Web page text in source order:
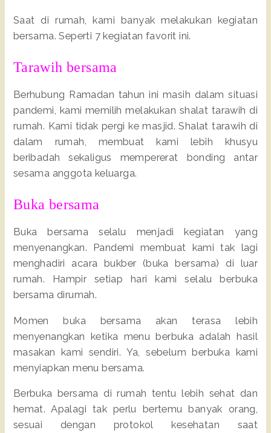
Saat di rumah, kami banyak melakukan kegiatan
bersama. Seperti 7 kegiatan favorit ini.
Tarawih bersama
Berhubung Ramadan tahun ini masih dalam situasi
pandemi, kami memilih melakukan shalat tarawih di
rumah. Kami tidak pergi ke masjid. Shalat tarawih di
dalam rumah, membuat kami lebih khusyu
beribadah sekaligus mempererat bonding antar
sesama anggota keluarga.
Buka bersama
Buka bersama selalu menjadi kegiatan yang
menyenangkan. Pandemi membuat kami tak lagi
menghadiri acara bukber (buka bersama) di luar
rumah. Hampir setiap hari kami selalu berbuka
bersama dirumah.
Momen buka bersama akan terasa lebih
menyenangkan ketika menu berbuka adalah hasil
masakan kami sendiri. Ya, sebelum berbuka kami
menyiapkan menu bersama.
Berbuka bersama di rumah tentu lebih sehat dan
hemat. Apalagi tak perlu bertemu banyak orang,
sesuai dengan protokol kesehatan saat